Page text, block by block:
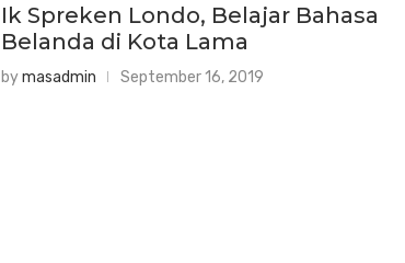
Ik Spreken Londo, Belajar Bahasa
Belanda di Kota Lama
bymasadmin September 16, 2019